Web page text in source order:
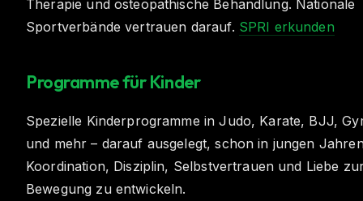
Therapie und osteopathische Behandlung. Nationale
Sportverbände vertrauen darauf. SPRI erkunden
Programme für Kinder
Spezielle Kinderprogramme in Judo, Karate, BJJ,
und mehr – darauf ausgelegt, schon in jungen
Koordination, Disziplin, Selbstvertrauen und Liebe
Bewegung zu entwickeln.